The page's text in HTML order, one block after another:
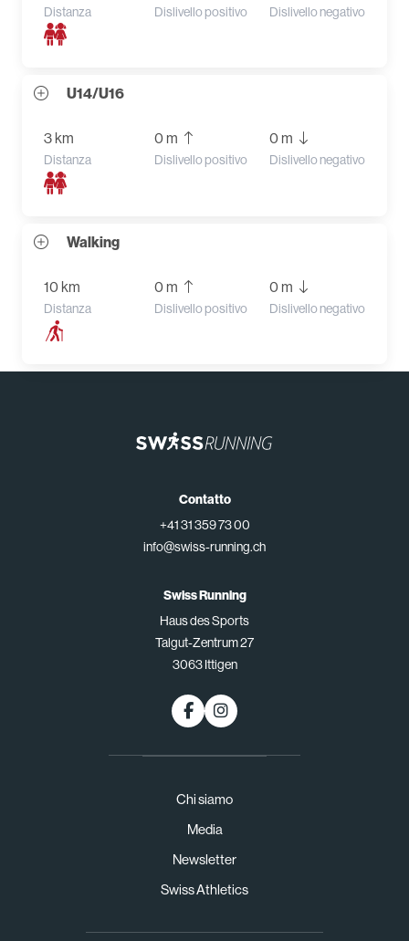
Distanza Dislivello positivo Dislivello negativo
U14/U16
3 km
Distanza
0 m
Dislivello positivo
0 m
Dislivello negativo
Walking
10 km
Distanza
0 m
Dislivello positivo
0 m
Dislivello negativo
Chi siamo
Media
Newsletter
Swiss Athletics
Contatto
+41 31 359 73 00
info@swiss-running.ch
Swiss Running
Haus des Sports
Talgut-Zentrum 27
3063 Ittigen